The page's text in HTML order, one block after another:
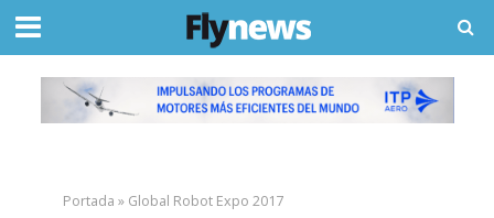
Portada » Global Robot Expo 2017